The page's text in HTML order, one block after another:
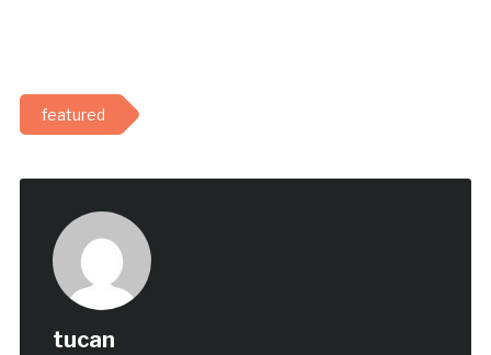
featured
tucan